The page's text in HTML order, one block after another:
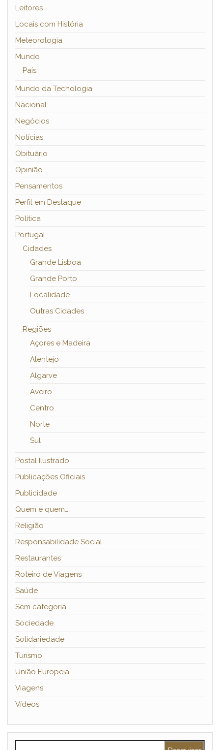
Leitores
Locais com História
Meteorologia
Mundo
País
Mundo da Tecnologia
Nacional
Negócios
Notícias
Obituário
Opinião
Pensamentos
Perfil em Destaque
Política
Portugal
Cidades
Grande Lisboa
Grande Porto
Localidade
Outras Cidades
Regiões
Açores e Madeira
Alentejo
Algarve
Aveiro
Centro
Norte
Sul
Postal Ilustrado
Publicações Oficiais
Publicidade
Quem é quem…
Religião
Responsabilidade Social
Restaurantes
Roteiro de Viagens
Saúde
Sem categoria
Sociedade
Solidariedade
Turismo
União Europeia
Viagens
Vídeos